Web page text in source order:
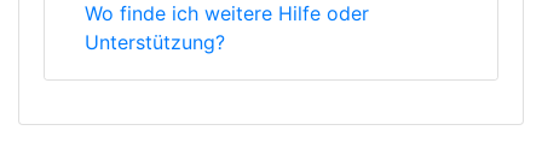
Wo finde ich weitere Hilfe oder
Unterstützung?